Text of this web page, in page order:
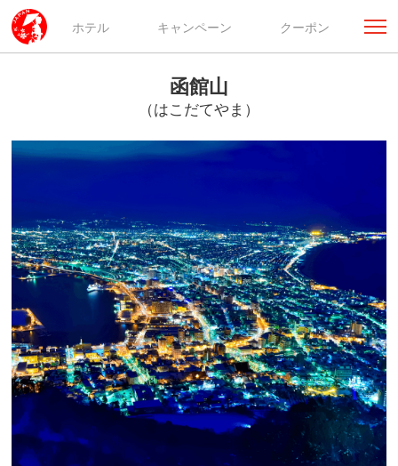
ホテル キャンペーン クーポン
函館山
（はこだてやま）